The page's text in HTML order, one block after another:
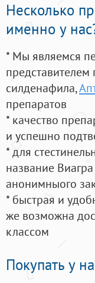
Несколько
именно у
* Мы являемся
силденафила,
препаратов
* качество
и успешно
* для
название
анонимныого
* быстрая и
же возможна
классом
Покупать у